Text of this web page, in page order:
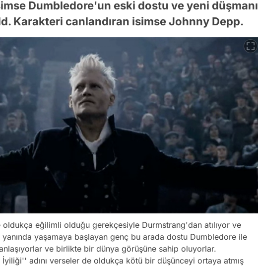
Dumbledore'un eski dostu ve yeni düşmanı
Karakteri canlandıran isimse Johnny Depp.
eğilimli olduğu gerekçesiyle Durmstrang'dan atılıyor ve
yanında yaşamaya başlayan genç bu arada dostu Dumbledore ile
ve birlikte bir dünya görüşüne sahip oluyorlar.
adını verseler de oldukça kötü bir düşünceyi ortaya atmış